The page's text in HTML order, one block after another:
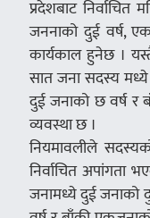
प्रदेशबाट
जननाको दुई वर्ष,
कार्यकाल हुनेछ ।
सात जना सदस्य मध्ये
दुई जनाको छ वर्ष र
व्यवस्था छ ।
नियमावलीले
निर्वाचित
जनामध्ये दुई जनाको